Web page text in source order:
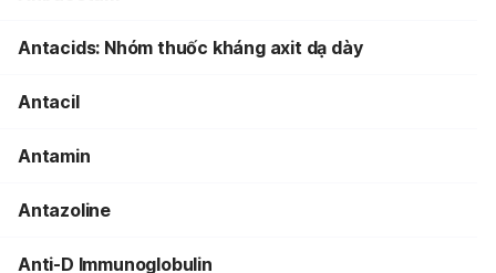
Antacids: Nhóm thuốc kháng axit dạ dày
Antacil
Antamin
Antazoline
Anti-D Immunoglobulin